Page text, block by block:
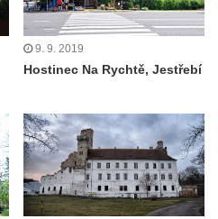
9. 9. 2019
Hostinec Na Rychtě, Jestřebí